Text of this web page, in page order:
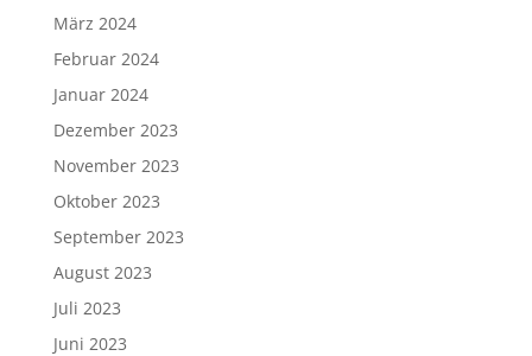
März 2024
Februar 2024
Januar 2024
Dezember 2023
November 2023
Oktober 2023
September 2023
August 2023
Juli 2023
Juni 2023